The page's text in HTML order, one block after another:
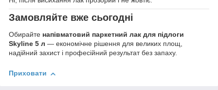
Замовляйте вже сьогодні
Обирайте напівматовий паркетний лак для підлоги
Skyline 5 л — економічне рішення для великих площ,
надійний захист і професійний результат без запаху.
Приховати